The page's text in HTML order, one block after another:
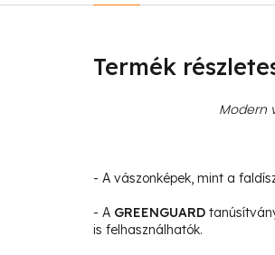
Termék
Modern
- A vászonképek, mint a
- A GREENGUARD
is felhasználhatók.